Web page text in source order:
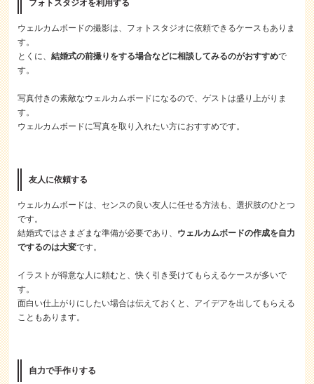
フォトスタジオを利用する
ウェルカムボードの撮影は、フォトスタジオに依頼できるケースもありま
す。
とくに、結婚式の前撮りをする場合などに相談してみるのがおすすめで
す。
写真付きの素敵なウェルカムボードになるので、ゲストは盛り上がりま
す。
ウェルカムボードに写真を取り入れたい方におすすめです。
友人に依頼する
ウェルカムボードは、センスの良い友人に任せる方法も、選択肢のひとつ
です。
結婚式ではさまざまな準備が必要であり、 ウェルカムボードの作成を自力
でするのは大変です。
イラストが得意な人に頼むと、快く引き受けてもらえるケースが多いで
す。
面白い仕上がりにしたい場合は伝えておくと、アイデアを出してもらえる
こともあります。
自力で手作りする